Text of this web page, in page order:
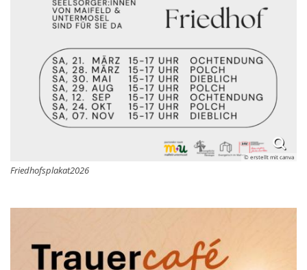
© erstellt mit canva
Friedhofsplakat2026